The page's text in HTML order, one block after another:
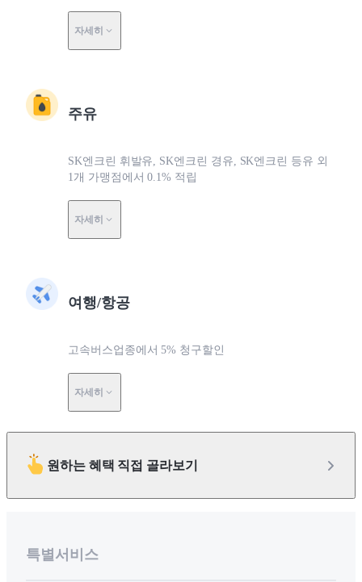
자세히
주유
SK엔크린 휘발유, SK엔크린 경유, SK엔크린 등유 외
1개 가맹점에서 0.1% 적립
자세히
여행/항공
고속버스업종에서 5% 청구할인
자세히
원하는 혜택 직접 골라보기
특별서비스